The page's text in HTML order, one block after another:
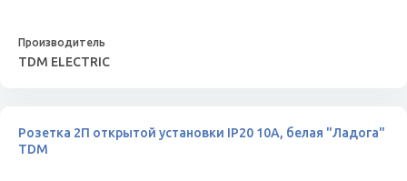
TDM ELECTRIC
Розетка 2П открытой установки IP20 10А, белая "Ладога"
TDM